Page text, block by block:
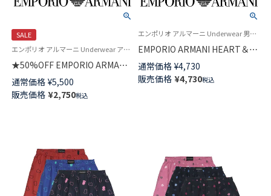
SALE
エンポリオ アルマーニ Underwear アンダーウェア 紳士 下着
★50%OFF EMPORIO ARMANI
SOFT MODAL ソフトモダール
ボクサーパンツ 前閉じ EUサイ
ズ メンズ 54007833
通常価格 ¥5,500
販売価格 ¥2,750税込
エンポリオ アルマーニ Underwear 男性 メンズ 下着 パンツ ブランド
EMPORIO ARMANI HEART＆
BEAR マンガベア コットン ウー
ブン トランクス 【LL】 前開き 日
本サイズ メンズ 54251004
通常価格 ¥4,730
販売価格 ¥4,730税込